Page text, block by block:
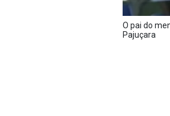
O pai do
Pajuçara